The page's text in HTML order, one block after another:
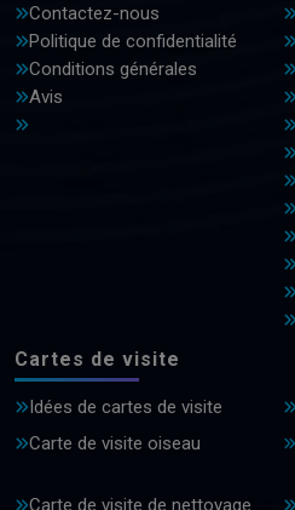
Contactez-nous
Politique de confidentialité
Conditions générales
Avis
Cartes de visite
Idées de cartes de visite
Carte de visite oiseau
Carte de visite de nettoyage